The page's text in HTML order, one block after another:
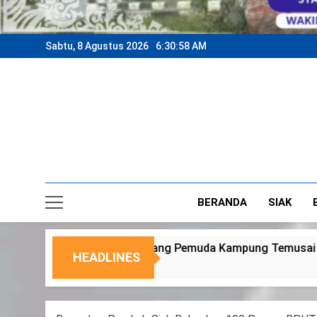
Sabtu, 8 Agustus 2026 6:31:00 AM
BERANDA SIAK
HEADLINES
Kampung Temusai Dukung Program